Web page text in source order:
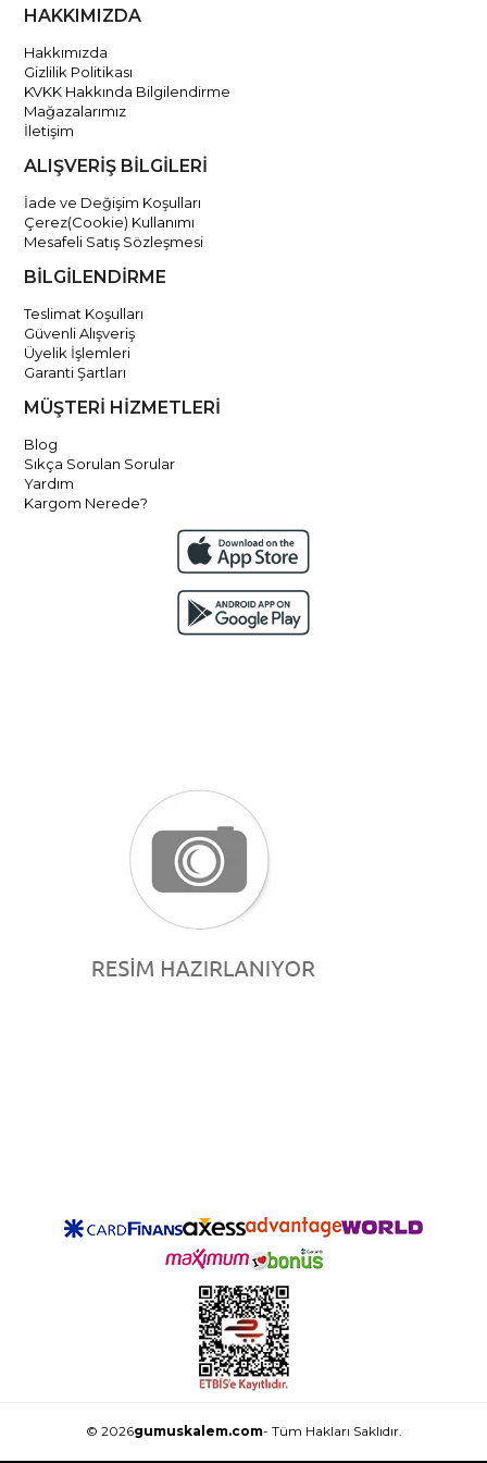
HAKKIMIZDA
Hakkımızda
Gizlilik Politikası
KVKK Hakkında Bilgilendirme
Mağazalarımız
İletişim
ALIŞVERİŞ BİLGİLERİ
İade ve Değişim Koşulları
Çerez(Cookie) Kullanımı
Mesafeli Satış Sözleşmesi
BİLGİLENDİRME
Teslimat Koşulları
Güvenli Alışveriş
Üyelik İşlemleri
Garanti Şartları
MÜŞTERİ HİZMETLERİ
Blog
Sıkça Sorulan Sorular
Yardım
Kargom Nerede?
© 2026gumuskalem.com- Tüm Hakları Saklıdır.